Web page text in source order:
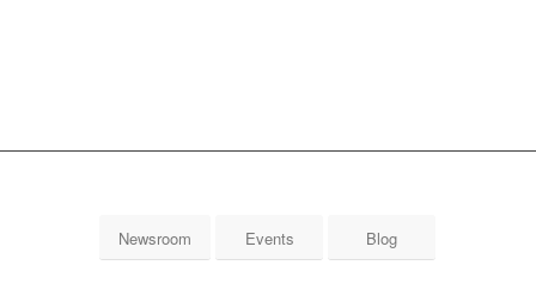
Newsroom Events Blog